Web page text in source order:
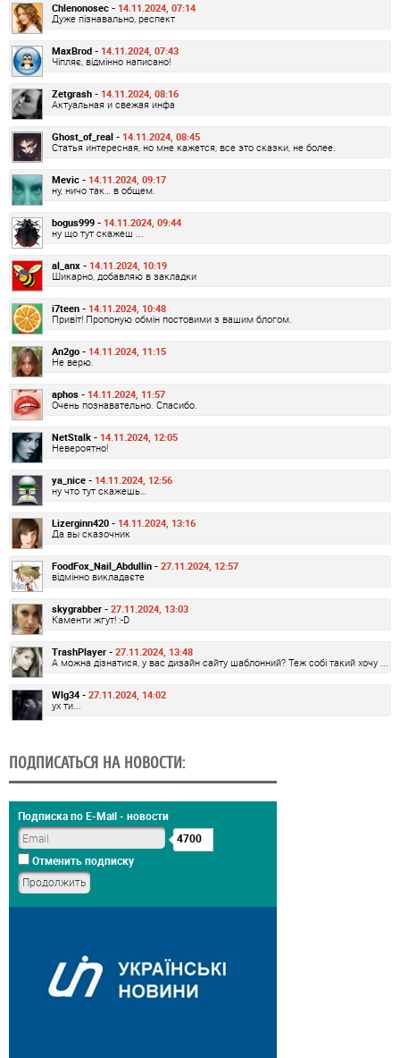
Chlenonosec - 14.11.2024, 07:14
Дуже пізнавально, респект
MaxBrod - 14.11.2024, 07:43
Чіпляє, відмінно написано!
Zetgrash - 14.11.2024, 08:16
Актуальная и свежая инфа
Ghost_of_real - 14.11.2024, 08:45
Статья интересная, но мне кажется, все это сказки, не более.
Mevic - 14.11.2024, 09:17
ну, ничо так… в общем.
bogus999 - 14.11.2024, 09:44
ну що тут скажеш ...
al_anx - 14.11.2024, 10:19
Шикарно, добавляю в закладки
i7teen - 14.11.2024, 10:48
Привіт! Пропоную обмін постовими з вашим блогом.
An2go - 14.11.2024, 11:15
Не верю.
aphos - 14.11.2024, 11:57
Очень познавательно. Спасибо.
NetStalk - 14.11.2024, 12:05
Невероятно!
ya_nice - 14.11.2024, 12:56
ну что тут скажешь…
Lizerginn420 - 14.11.2024, 13:16
Да вы сказочник
FoodFox_Nail_Abdullin - 27.11.2024, 12:57
відмінно викладаєте
skygrabber - 27.11.2024, 13:03
Каменти жгут! :-D
TrashPlayer - 27.11.2024, 13:48
А можна дізнатися, у вас дизайн сайту шаблонний? Теж собі такий хочу ...
Wlg34 - 27.11.2024, 14:02
ух ти...
ПОДПИСАТЬСЯ НА НОВОСТИ:
Подписка по E-Mail - новости
4700
Отменить подписку